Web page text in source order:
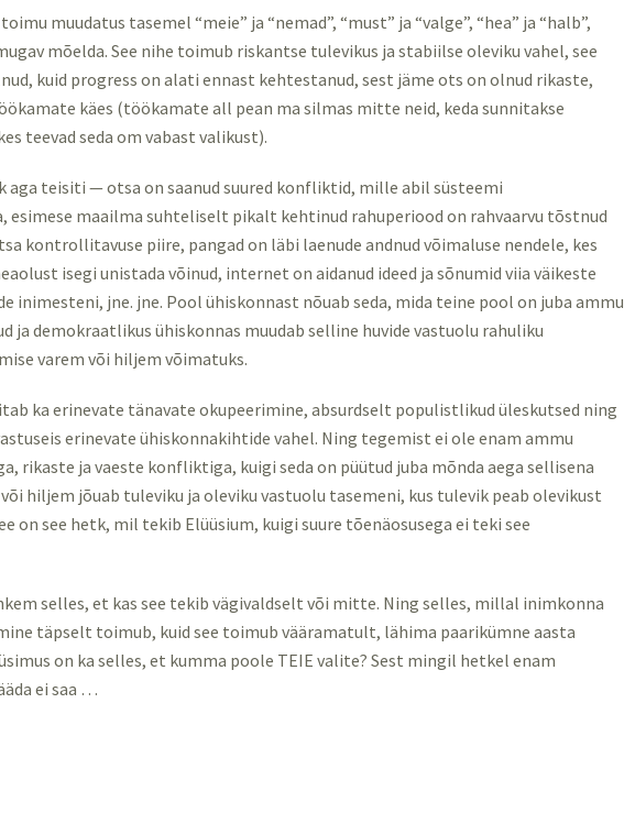
muudatus tasemel “meie” ja “nemad”, “must” ja “valge”, “hea” ja “halb”,
mõelda. See nihe toimub riskantse tulevikus ja stabiilse oleviku vahel, see
kuid progress on alati ennast kehtestanud, sest jäme ots on olnud rikaste,
käes (töökamate all pean ma silmas mitte neid, keda sunnitakse
teevad seda om vabast valikust).
aga teisiti — otsa on saanud suured konfliktid, mille abil süsteemi
esimese maailma suhteliselt pikalt kehtinud rahuperiood on rahvaarvu tõstnud
kontrollitavuse piire, pangad on läbi laenude andnud võimaluse nendele, kes
isegi unistada võinud, internet on aidanud ideed ja sõnumid viia väikeste
inimesteni, jne. jne. Pool ühiskonnast nõuab seda, mida teine pool on juba ammu
ja demokraatlikus ühiskonnas muudab selline huvide vastuolu rahuliku
varem või hiljem võimatuks.
ka erinevate tänavate okupeerimine, absurdselt populistlikud üleskutsed ning
erinevate ühiskonnakihtide vahel. Ning tegemist ei ole enam ammu
rikaste ja vaeste konfliktiga, kuigi seda on püütud juba mõnda aega sellisena
hiljem jõuab tuleviku ja oleviku vastuolu tasemeni, kus tulevik peab olevikust
on see hetk, mil tekib Elüüsium, kuigi suure tõenäosusega ei teki see
selles, et kas see tekib vägivaldselt või mitte. Ning selles, millal inimkonna
täpselt toimub, kuid see toimub vääramatult, lähima paarikümne aasta
on ka selles, et kumma poole TEIE valite? Sest mingil hetkel enam
ei saa …